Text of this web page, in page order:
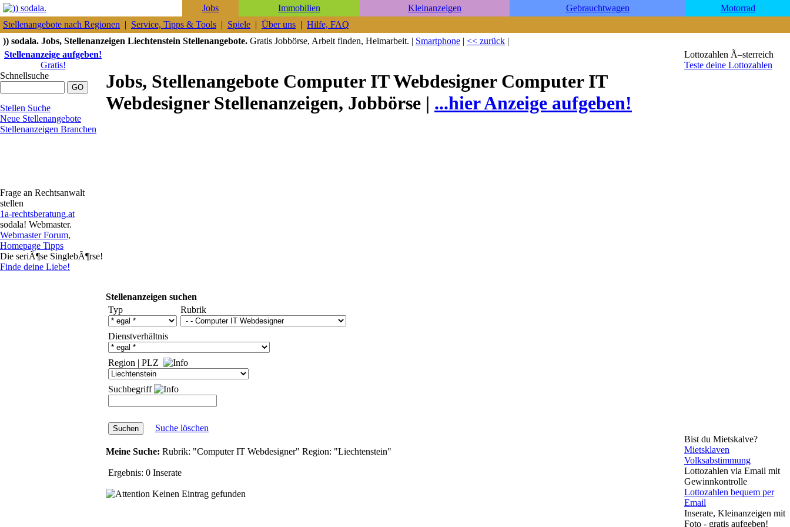
Jobs Immobilien Kleinanzeigen Gebrauchtwagen
Motorrad
Stellenangebote nach Regionen | Service, Tipps & Tools | Spiele | Über uns | Hilfe, FAQ
)) sodala. Jobs, Stellenanzeigen Liechtenstein Stellenangebote. Gratis Jobbörse, Arbeit finden, Heimarbeit. | Smartphone | << zurück |
Stellenanzeige aufgeben!
Gratis!
Schnellsuche
Stellen Suche
Neue Stellenangebote
Stellenanzeigen Branchen
Frage an Rechtsanwalt
stellen
1a-rechtsberatung.at
sodala! Webmaster.
Webmaster Forum,
Homepage Tipps
Die seriÃ¶se SinglebÃ¶rse!
Finde deine Liebe!
Jobs, Stellenangebote Computer IT Webdesigner Computer IT
Webdesigner Stellenanzeigen, Jobbörse | ...hier Anzeige aufgeben!
Stellenanzeigen suchen
Typ
Rubrik
Dienstverhältnis
Region | PLZ
Suchbegriff
Suche löschen
Meine Suche: Rubrik: "Computer IT Webdesigner" Region: "Liechtenstein"
Ergebnis: 0 Inserate
Keinen Eintrag gefunden
Lottozahlen Ã–sterreich
Teste deine Lottozahlen
Bist du Mietskalve?
Mietsklaven
Volksabstimmung
Lottozahlen via Email mit
Gewinnkontrolle
Lottozahlen bequem per
Email
Inserate, Kleinanzeigen mit
Foto - gratis aufgeben!